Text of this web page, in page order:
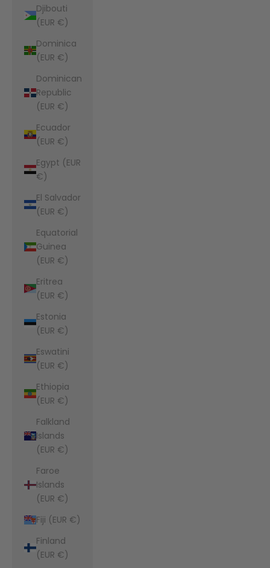
Djibouti
(EUR €)
Dominica
(EUR €)
Dominican
Republic
(EUR €)
Ecuador
(EUR €)
Egypt (EUR
€)
El Salvador
(EUR €)
Equatorial
Guinea
(EUR €)
Eritrea
(EUR €)
Estonia
(EUR €)
Eswatini
(EUR €)
Ethiopia
(EUR €)
Falkland
Islands
(EUR €)
Faroe
Islands
(EUR €)
Fiji (EUR €)
Finland
(EUR €)